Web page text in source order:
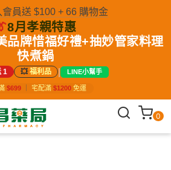
會員送 $100 + 66 購物金
8月孝親特惠
品牌惜福好禮+抽妙管家料理
快煮鍋
1 💥福利品 | LINE小幫手
$699 宅配滿 $1200 免運
0